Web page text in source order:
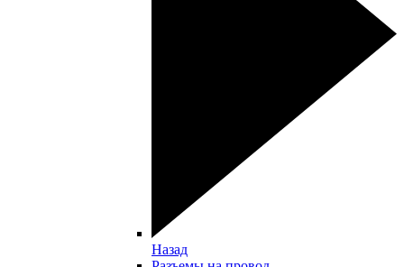
Назад